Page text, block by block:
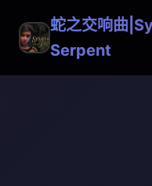
蛇之交响曲
Serpent